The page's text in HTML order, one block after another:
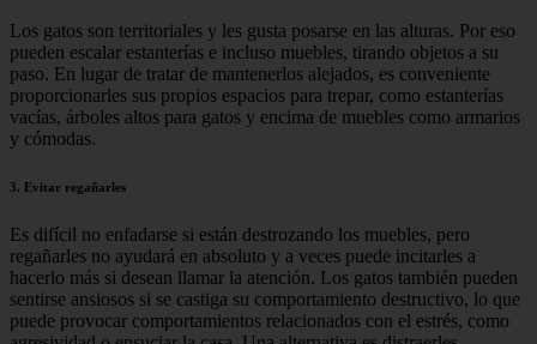
Los gatos son territoriales y les gusta posarse en las alturas. Por eso
pueden escalar estanterías e incluso muebles, tirando objetos a su
paso. En lugar de tratar de mantenerlos alejados, es conveniente
proporcionarles sus propios espacios para trepar, como estanterías
vacías, árboles altos para gatos y encima de muebles como armarios
y cómodas.
3. Evitar regañarles
Es difícil no enfadarse si están destrozando los muebles, pero
regañarles no ayudará en absoluto y a veces puede incitarles a
hacerlo más si desean llamar la atención. Los gatos también pueden
sentirse ansiosos si se castiga su comportamiento destructivo, lo que
puede provocar comportamientos relacionados con el estrés, como